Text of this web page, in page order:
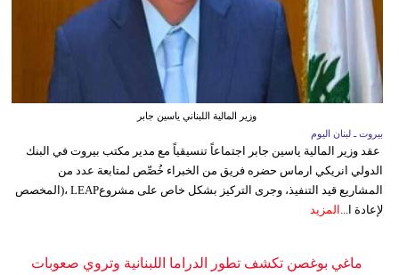
وزير المالية اللبناني ياسين جابر
بيروت ـ لبنان اليوم
عقد وزير المالية ياسين جابر اجتماعاً تنسيقياً مع مدير مكتب بيروت في البنك
الدولي انريكي ارماس حضره فريق من الخبراء خُصِّص لمتابعة عدد من
المشاريع قيد التنفيذ، وجرى التركيز بشكل خاص على مشروعLEAP ،(المخصص
لإعادة ا... المزيد
ماغي بوغصن تكشف تطور الدراما اللبنانية وتروي صعوبات